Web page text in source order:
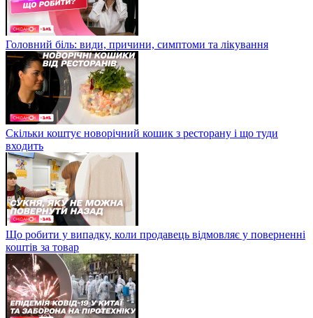
Головний біль: види, причини, симптоми та лікування
Скільки коштує новорічний кошик з ресторану і що туди
входить
Що робити у випадку, коли продавець відмовляє у поверненні
коштів за товар